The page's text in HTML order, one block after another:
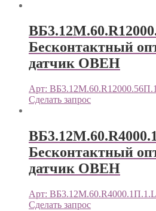
Бесконтактный
датчик ОВЕН
Арт:
Сделать запрос
Бесконтактный
датчик ОВЕН
Арт:
Сделать запрос